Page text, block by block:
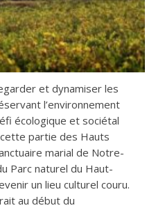
et dynamiser les
l’environnement
écologique et sociétal
partie des Hauts
marial de Notre-
Parc naturel du Haut-
un lieu culturel couru.
au début du